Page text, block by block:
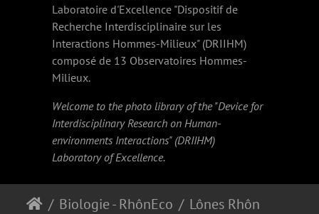
Laboratoire d'Excellence "Dispositif de
Recherche Interdisciplinaire sur les
Interactions Hommes-Milieux" (DRIIHM)
composé de 13 Observatoires Hommes-
Milieux.
Welcome to the photo library of the "Device for
Interdisciplinary Research on Human-
environments Interactions" (DRIIHM)
Laboratory of Excellence.
Biologie - RhônEco Lônes Rhône